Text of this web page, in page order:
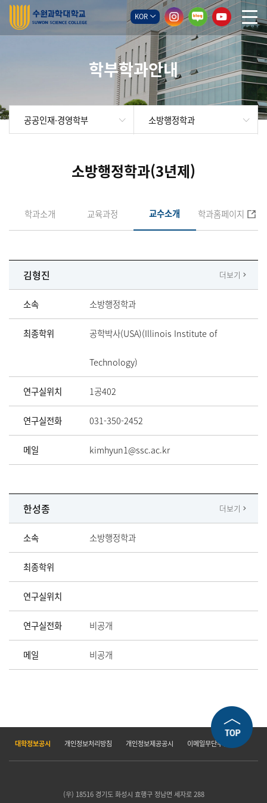
KOR
학부학과안내
공공인재·경영학부 소방행정학과
소방행정학과(3년제)
학과소개 교육과정 교수소개 학과홈페이지
김형진 더보기
소속 소방행정학과
최종학위 공학박사(USA)(Illinois Institute of
Technology)
연구실위치 1공402
연구실전화 031-350-2452
메일 kimhyun1@ssc.ac.kr
한성종 더보기
소속 소방행정학과
최종학위
연구실위치
연구실전화 비공개
메일 비공개
대학정보공시 개인정보처리방침 개인정보제공공시 이메일무단수집거부
(우) 18516 경기도 화성시 효행구 정남면 세자로 288